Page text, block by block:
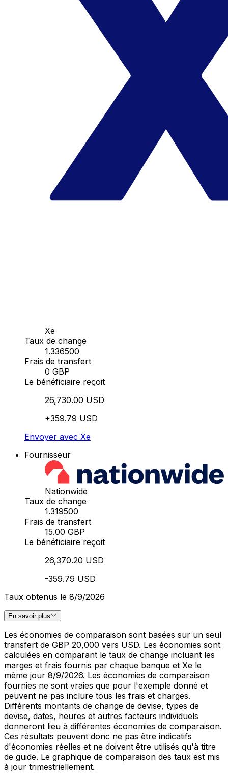
Xe
Taux de change
1.336500
Frais de transfert
0 GBP
Le bénéficiaire reçoit
26,730.00 USD
+359.79 USD
Envoyer avec Xe
Fournisseur
Nationwide
Taux de change
1.319500
Frais de transfert
15.00 GBP
Le bénéficiaire reçoit
26,370.20 USD
-359.79 USD
Taux obtenus le 8/9/2026
En savoir plus
Les économies de comparaison sont basées sur un seul
transfert de GBP 20,000 vers USD. Les économies sont
calculées en comparant le taux de change incluant les
marges et frais fournis par chaque banque et Xe le
même jour 8/9/2026. Les économies de comparaison
fournies ne sont vraies que pour l'exemple donné et
peuvent ne pas inclure tous les frais et charges.
Différents montants de change de devise, types de
devise, dates, heures et autres facteurs individuels
donneront lieu à différentes économies de comparaison.
Ces résultats peuvent donc ne pas être indicatifs
d'économies réelles et ne doivent être utilisés qu'à titre
de guide. Le graphique de comparaison des taux est mis
à jour trimestriellement.